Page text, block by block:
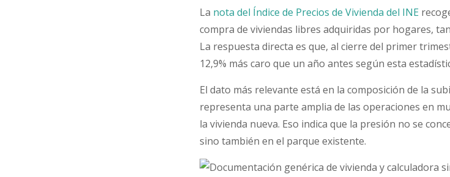
La nota del Índice de Precios de Vivienda del INE
compra de viviendas libres adquiridas por hogares,
La respuesta directa es que, al cierre del primer
12,9% más caro que un año antes según esta
El dato más relevante está en la composición de la
representa una parte amplia de las operaciones en
la vivienda nueva. Eso indica que la presión no se
sino también en el parque existente.